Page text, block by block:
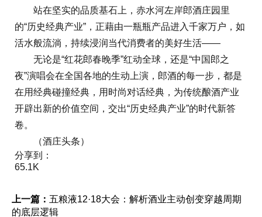
站在坚实的品质基石上，赤水河左岸郎酒庄园里
的“历史经典产业”，正藉由一瓶瓶产品进入千家万户，如
活水般流淌，持续浸润当代消费者的美好生活——
无论是“红花郎春晚季”红动全球，还是“中国郎之
夜”演唱会在全国各地的生动上演，郎酒的每一步，都是
在用经典碰撞经典，用时尚对话经典，为传统酿酒产业
开辟出新的价值空间，交出“历史经典产业”的时代新答
卷。
（酒庄头条）
分享到：
65.1K
上一篇： 五粮液12·18大会：解析酒业主动创变穿越周期
的底层逻辑